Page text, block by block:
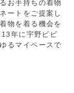
お手持ちの着物
ートをご提案し
物を着る機会を
年に宇野ビビ
るマイペースで